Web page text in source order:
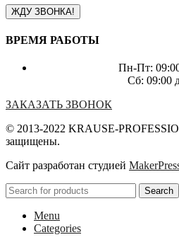
ВРЕМЯ РАБОТЫ
Пн-Пт:
Сб: 09:00
ЗАКАЗАТЬ ЗВОНОК
© 2013-2022 KRAUSE-
защищены.
Сайт разработан студией
Search
Menu
Categories